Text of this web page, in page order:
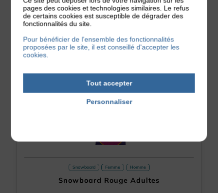
Snowboard Femme Homme
Snowboard Rouge Adultes
pages des cookies et technologies similaires. Le refus
de certains cookies est susceptible de dégrader des
fonctionnalités du site.
Pour bénéficier de l’ensemble des fonctionnalités
proposées par le site, il est conseillé d'accepter les
cookies.
Tout accepter
Personnaliser